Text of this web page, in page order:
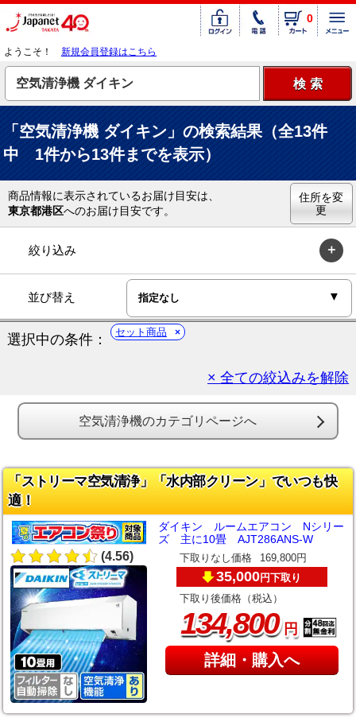
0
ようこそ！ 新規会員登録はこちら
「空気清浄機 ダイキン」の検索結果（全13件
中 1件から13件までを表示）
商品情報に表示されているお届け目安は、
東京都港区へのお届け目安です。
住所を変
更
絞り込み
並び替え
選択中の条件： セット商品
× 全ての絞込みを解除
空気清浄機のカテゴリページへ
「ストリーマ空気清浄」「水内部クリーン」でいつも快
適！
(4.56)
ダイキン ルームエアコン Nシリー
ズ 主に10畳 AJT286ANS-W
下取りなし価格 169,800円
35,000円下取り
下取り後価格（税込）
134,800円
詳細・購入へ